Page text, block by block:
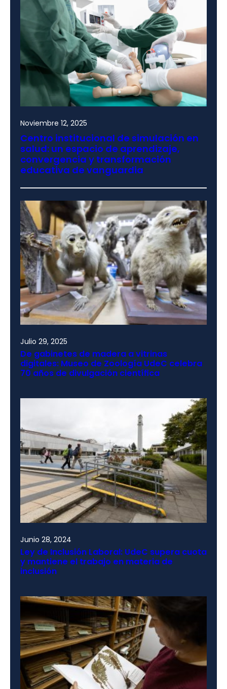
Noviembre 12, 2025
Centro institucional de simulación en
salud: un espacio de aprendizaje,
convergencia y transformación
educativa de vanguardia
Julio 29, 2025
De gabinetes de madera a vitrinas
digitales: Museo de Zoología UdeC celebra
70 años de divulgación científica
Junio 28, 2024
Ley de Inclusión Laboral: UdeC supera cuota
y mantiene el trabajo en materia de
inclusión